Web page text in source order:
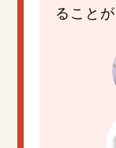
ること